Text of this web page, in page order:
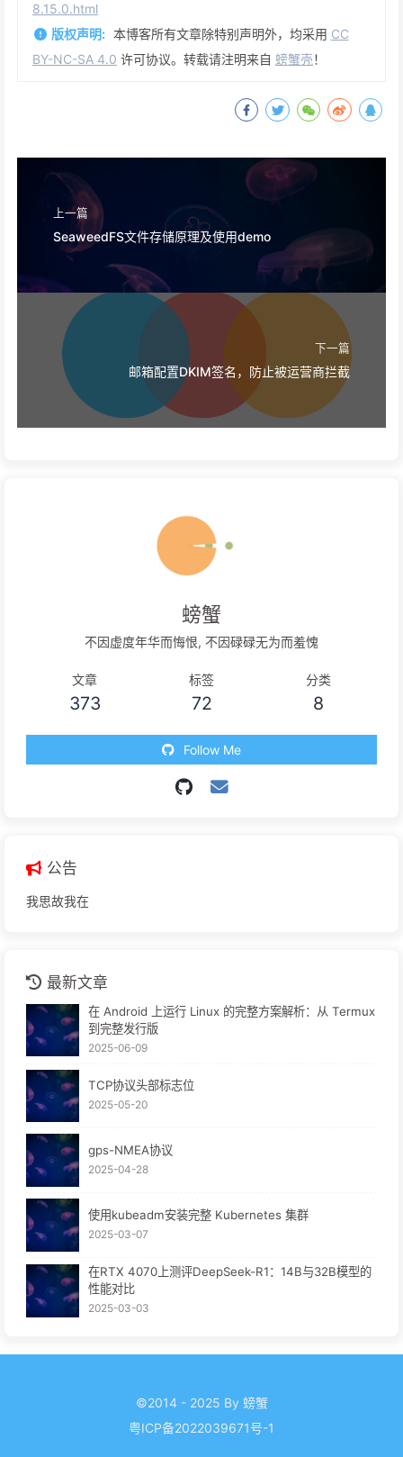
8.15.0.html
版权声明: 本博客所有文章除特别声明外，均采用 CC
BY-NC-SA 4.0 许可协议。转载请注明来自 螃蟹壳！
上一篇
SeaweedFS文件存储原理及使用demo
下一篇
邮箱配置DKIM签名，防止被运营商拦截
螃蟹
不因虚度年华而悔恨, 不因碌碌无为而羞愧
文章
373
标签
72
分类
8
Follow Me
公告
我思故我在
最新文章
在 Android 上运行 Linux 的完整方案解析：从 Termux
到完整发行版
2025-06-09
TCP协议头部标志位
2025-05-20
gps-NMEA协议
2025-04-28
使用kubeadm安装完整 Kubernetes 集群
2025-03-07
在RTX 4070上测评DeepSeek-R1：14B与32B模型的
性能对比
2025-03-03
©2014 - 2025 By 螃蟹
粤ICP备2022039671号-1